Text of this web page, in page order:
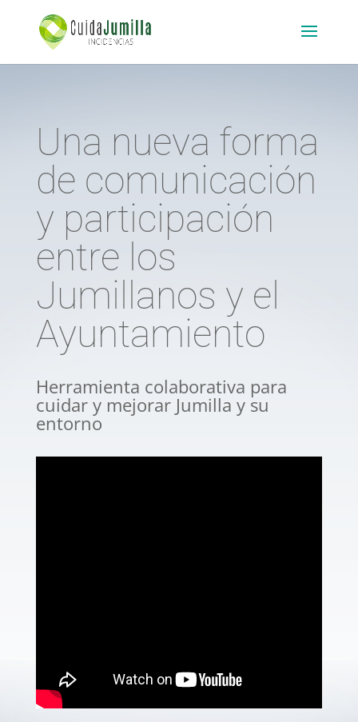
Una nueva forma
de comunicación
y participación
entre los
Jumillanos y el
Ayuntamiento
Herramienta colaborativa para
cuidar y mejorar Jumilla y su
entorno